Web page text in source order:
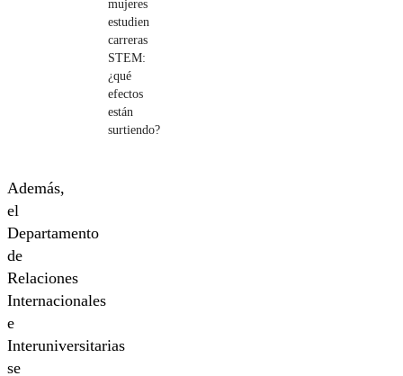
mujeres
estudien
carreras
STEM:
¿qué
efectos
están
surtiendo?
Además,
el
Departamento
de
Relaciones
Internacionales
e
Interuniversitarias
se